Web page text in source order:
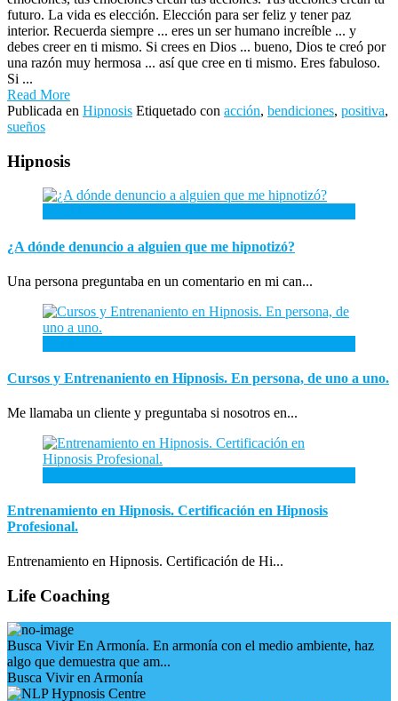
futuro. La vida es elección. Elección para ser feliz y tener paz
interior. Recuerda siempre ... eres un ser humano increíble ... y
debes creer en ti mismo. Si crees en Dios ... bueno, Dios te creó por
una razón muy hermosa ... así que cree en ti mismo. Eres fabuloso.
Si ...
Read More
Publicada en Hipnosis Etiquetado con acción, bendiciones, positiva,
sueños
Hipnosis
¿A dónde denuncio a alguien que me hipnotizó?
Una persona preguntaba en un comentario en mi can...
Cursos y Entrenaniento en Hipnosis. En persona, de uno a uno.
Me llamaba un cliente y preguntaba si nosotros en...
Entrenamiento en Hipnosis. Certificación en Hipnosis
Profesional.
Entrenamiento en Hipnosis. Certificación de Hi...
Life Coaching
Busca Vivir En Armonía. En armonía con el medio ambiente, haz
algo que demuestra que am...
Busca Vivir en Armonía